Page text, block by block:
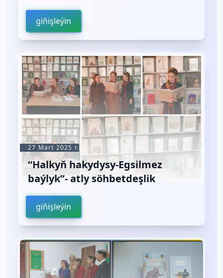
giňişleýin
27 Mart 2025 г.
“Halkyň hakydysy-Egsilmez
baýlyk”- atly söhbetdeşlik
giňişleýin